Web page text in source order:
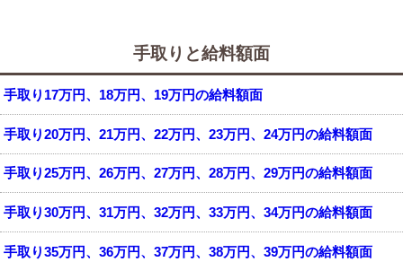
手取りと給料額面
手取り17万円、18万円、19万円の給料額面
手取り20万円、21万円、22万円、23万円、24万円の給料額面
手取り25万円、26万円、27万円、28万円、29万円の給料額面
手取り30万円、31万円、32万円、33万円、34万円の給料額面
手取り35万円、36万円、37万円、38万円、39万円の給料額面